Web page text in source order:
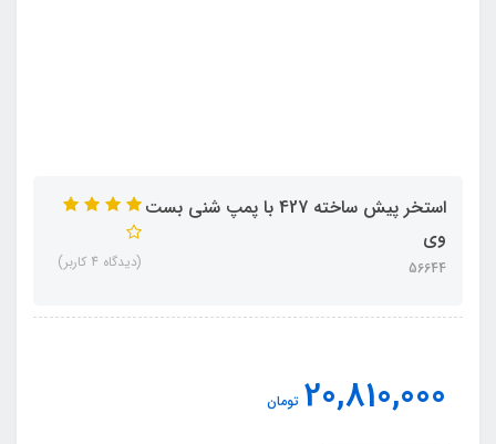
استخر پیش ساخته 427 با پمپ شنی بست
وی
56644 (دیدگاه 4 کاربر)
20,810,000 تومان